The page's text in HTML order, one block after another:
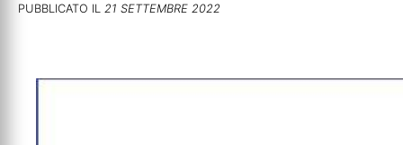
PUBBLICATO IL 21 SETTEMBRE 2022